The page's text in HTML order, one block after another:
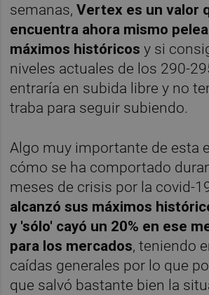
semanas, Vertex es un valor
encuentra ahora mismo
máximos históricosy si
niveles actuales de los 290-
entraría en subida libre y no
traba para seguir subiendo.
Algo muy importante de esta
cómo se ha comportado
meses de crisis por la covid-
alcanzó sus máximos
y 'sólo' cayó un 20% en ese
para los mercados, teniendo
caídas generales por lo que
que salvó bastante bien la